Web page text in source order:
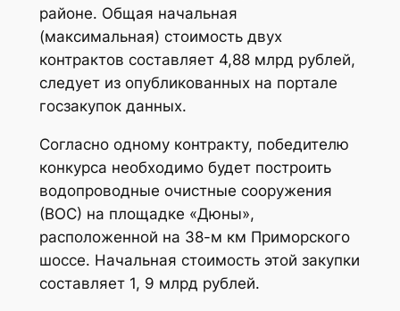
районе. Общая начальная
(максимальная) стоимость двух
контрактов составляет 4,88 млрд рублей,
следует из опубликованных на портале
госзакупок данных.
Согласно одному контракту, победителю
конкурса необходимо будет построить
водопроводные очистные сооружения
(ВОС) на площадке «Дюны»,
расположенной на 38-м км Приморского
шоссе. Начальная стоимость этой закупки
составляет 1, 9 млрд рублей.